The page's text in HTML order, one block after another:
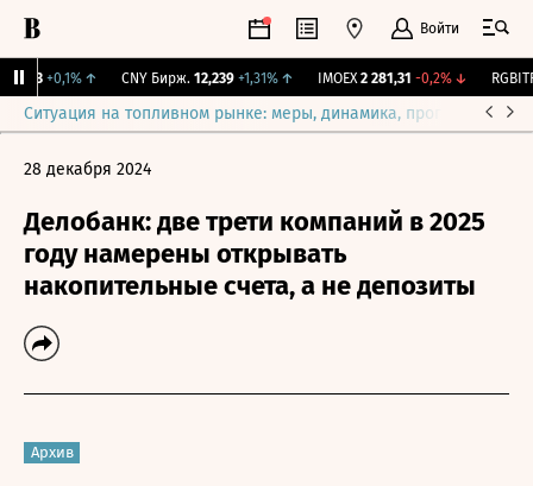
Войти
+0,1% ↑ CNY Бирж. 12,239 +1,31% ↑ IMOEX 2 281,31 -0,2%↓ RGBITR
Ситуация на топливном рынке: меры, динамика, прогнозы
28 декабря 2024
Делобанк: две трети компаний в 2025
году намерены открывать
накопительные счета, а не депозиты
Архив